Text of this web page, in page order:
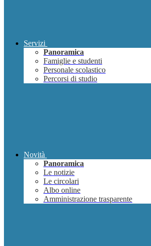
Servizi
Panoramica
Famiglie e studenti
Personale scolastico
Percorsi di studio
Novità
Panoramica
Le notizie
Le circolari
Albo online
Amministrazione trasparente